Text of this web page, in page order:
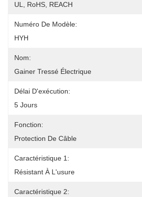
UL, RoHS, REACH
Numéro De Modèle:
HYH
Nom:
Gainer Tressé Électrique
Délai D'exécution:
5 Jours
Fonction:
Protection De Câble
Caractéristique 1:
Résistant À L'usure
Caractéristique 2: